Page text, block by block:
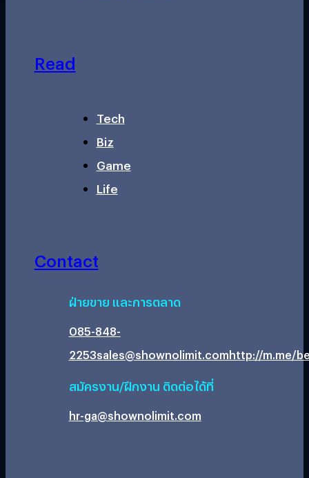
Read
Tech
Biz
Game
Life
Contact
ฝ่ายขาย และการตลาด
085-848-
2253sales@shownolimit.comhttp://m.me/
สมัครงาน/ฝึกงาน ติดต่อได้ที่
hr-ga@shownolimit.com